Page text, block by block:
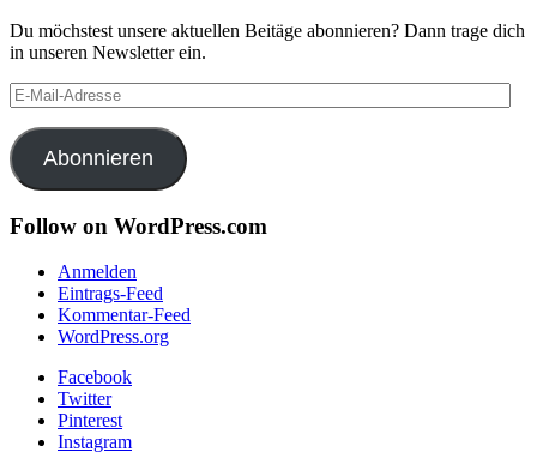
Du möchstest unsere aktuellen Beitäge abonnieren? Dann trage dich
in unseren Newsletter ein.
E-
Mail-
Adresse
Abonnieren
Follow on WordPress.com
Anmelden
Eintrags-Feed
Kommentar-Feed
WordPress.org
Facebook
Twitter
Pinterest
Instagram